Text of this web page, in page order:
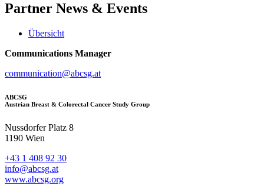
Partner News & Events
Übersicht
Communications Manager
communication@abcsg.at
ABCSG
Austrian Breast & Colorectal Cancer Study Group
Nussdorfer Platz 8
1190 Wien
+43 1 408 92 30
info@abcsg.at
www.abcsg.org